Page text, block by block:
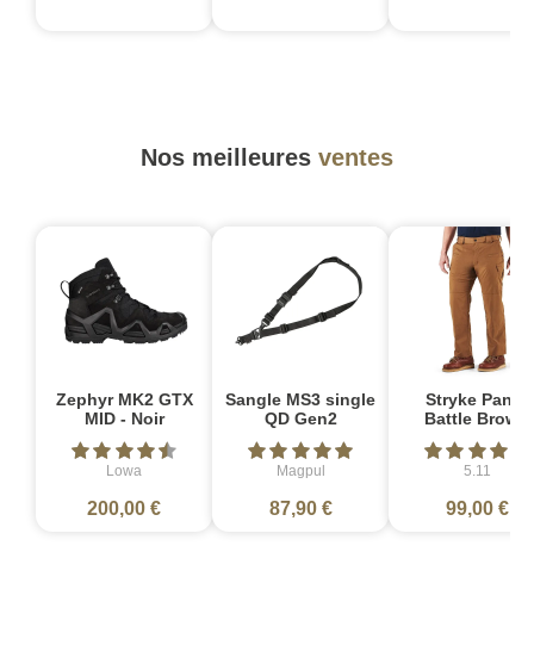
Nos meilleures ventes
Zephyr MK2 GTX
MID - Noir
Lowa
200,00 €
Sangle MS3 single
QD Gen2
Magpul
87,90 €
Stryke Pant -
Battle Brown
5.11
99,00 €